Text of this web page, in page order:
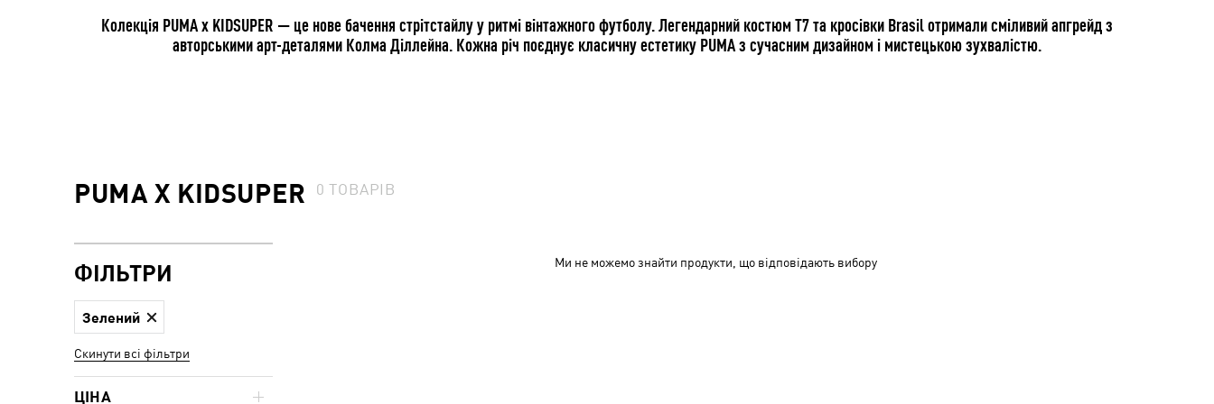
Колекція PUMA x KIDSUPER — це нове бачення стрітстайлу у ритмі вінтажного футболу. Легендарний костюм T7 та кросівки Brasil отримали сміливий апгрейд з
авторськими арт-деталями Колма Діллейна. Кожна річ поєднує класичну естетику PUMA з сучасним дизайном і мистецькою зухвалістю.
PUMA X KIDSUPER 0ТОВАРІВ
Ми не можемо знайти продукти, що відповідають вибору
ФІЛЬТРИ
Зелений
Скинути всі фільтри
ЦІНА